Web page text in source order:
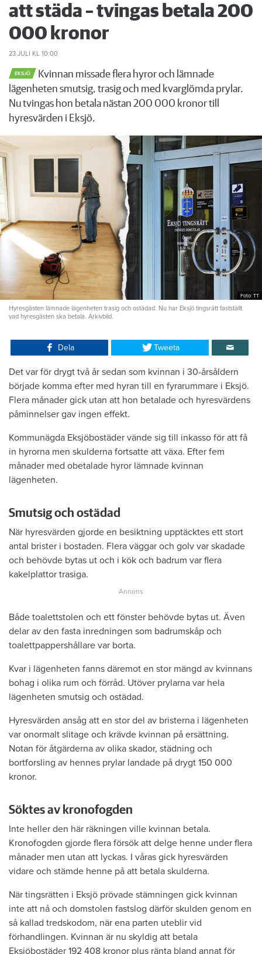
att städa – tvingas betala 200
000 kronor
23 JULI KL 10:00
EKSJÖ
Kvinnan missade flera hyror och lämnade
lägenheten smutsig, trasig och med kvarglömda prylar.
Nu tvingas hon betala nästan 200 000 kronor till
hyresvärden i Eksjö.
Foto: TT
Hyresgästen lämnade lägenheten trasig och ostädad. Nu har Eksjö tingsrätt fastställt
vad hyresgästen ska betala. Arkivbild.
Dela Tweeta
Det var för drygt två år sedan som kvinnan i 30-årsåldern
började komma efter med hyran till en fyrarummare i Eksjö.
Flera månader gick utan att hon betalade och hyresvärdens
påminnelser gav ingen effekt.
Kommunägda Eksjöbostäder vände sig till inkasso för att få
in hyrorna men skulderna fortsatte att växa. Efter fem
månader med obetalade hyror lämnade kvinnan
lägenheten.
Smutsig och ostädad
När hyresvärden gjorde en besiktning upptäcktes ett stort
antal brister i bostaden. Flera väggar och golv var skadade
och behövde bytas ut och i kök och badrum var flera
kakelplattor trasiga.
Både toalettstolen och ett fönster behövde bytas ut. Även
delar av den fasta inredningen som badrumskåp och
toalettpappershållare var borta.
Kvar i lägenheten fanns däremot en stor mängd av kvinnans
bohag i olika rum och förråd. Utöver prylarna var hela
lägenheten smutsig och ostädad.
Hyresvärden ansåg att en stor del av bristerna i lägenheten
var onormalt slitage och krävde kvinnan på ersättning.
Notan för åtgärderna av olika skador, städning och
bortforsling av hennes prylar landade på drygt 150 000
kronor.
Söktes av kronofogden
Inte heller den här räkningen ville kvinnan betala.
Kronofogden gjorde flera försök att delge henne under flera
månader men utan att lyckas. I våras gick hyresvärden
vidare och stämde henne på att betala skulderna.
När tingsrätten i Eksjö prövade stämningen gick kvinnan
inte att nå och domstolen fastslog därför skulden genom en
så kallad tredskodom, när ena parten uteblir vid
förhandlingen. Kvinnan är nu skyldig att betala
Eksjöbostäder 192 408 kronor plus ränta bland annat för